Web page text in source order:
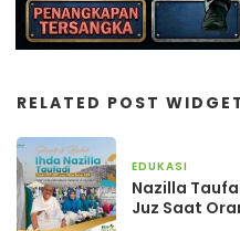
RELATED POST
EDUKASI
Nazilla
Juz Saat